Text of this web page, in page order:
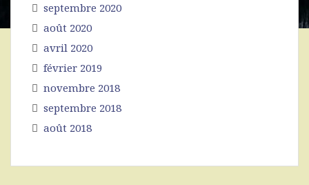
septembre 2020
août 2020
avril 2020
février 2019
novembre 2018
septembre 2018
août 2018